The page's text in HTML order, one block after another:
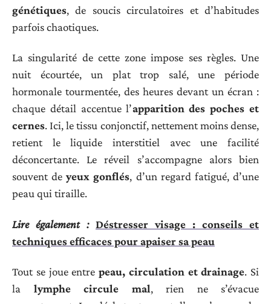
génétiques, de soucis circulatoires et d’habitudes
parfois chaotiques.
La singularité de cette zone impose ses règles. Une
nuit écourtée, un plat trop salé, une période
hormonale tourmentée, des heures devant un écran :
chaque détail accentue l’apparition des poches et
cernes. Ici, le tissu conjonctif, nettement moins dense,
retient le liquide interstitiel avec une facilité
déconcertante. Le réveil s’accompagne alors bien
souvent deyeux gonflés, d’un regard fatigué, d’une
peau qui tiraille.
Lire également : Déstresser visage : conseils et
techniques efficaces pour apaiser sa peau
Tout se joue entre peau, circulation et drainage. Si
la lymphe circule mal, rien ne s’évacue